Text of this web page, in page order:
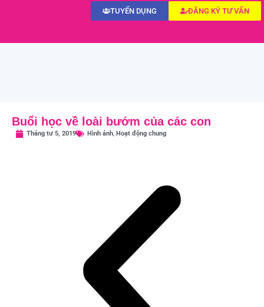
ĐĂNG KÝ TƯ VẤN
TUYỂN DỤNG
Buổi học về loài bướm của các con
Tháng tư 5, 2019 Hình ảnh, Hoạt động chung